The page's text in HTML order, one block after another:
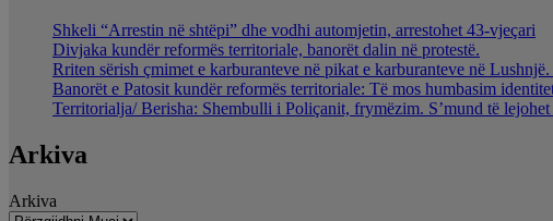
Shkeli “Arrestin në shtëpi” dhe vodhi automjetin, arrestohet 43-vjeçari
Divjaka kundër reformës territoriale, banorët dalin në protestë.
Rriten sërish çmimet e karburanteve në pikat e karburanteve në
Banorët e Patosit kundër reformës territoriale: Të mos humbasim
Territorialja/ Berisha: Shembulli i Poliçanit, frymëzim. S’mund të
Arkiva
Arkiva